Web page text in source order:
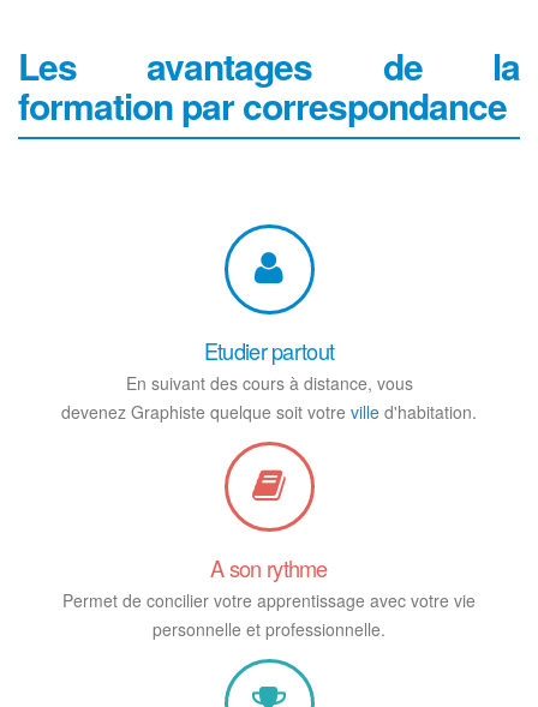
Les avantages de la
formation par correspondance
Etudier partout
En suivant des cours à distance, vous
devenez Graphiste quelque soit votre ville d'habitation.
A son rythme
Permet de concilier votre apprentissage avec votre vie
personnelle et professionnelle.